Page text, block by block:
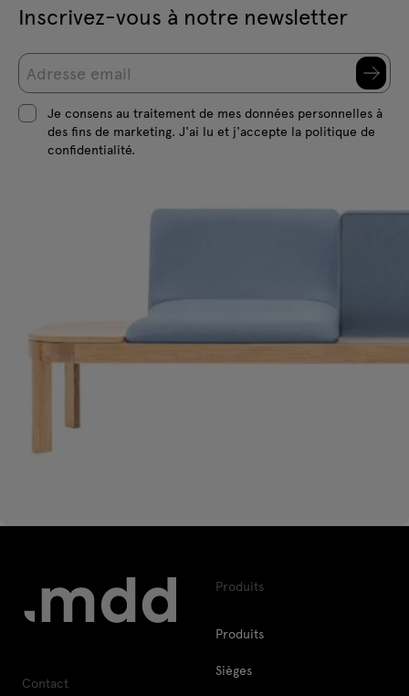
Inscrivez-vous à notre newsletter
Je consens au traitement de mes données personnelles à
des fins de marketing. J'ai lu et j'accepte la politique de
confidentialité.
Contact
Produits
Produits
Sièges